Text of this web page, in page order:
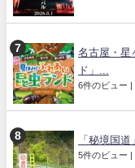
名古屋・星
ド」...
6件のビュー
「秘境国
5件のビュー